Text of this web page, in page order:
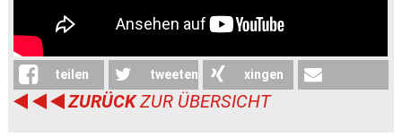
teilen tweeten xingen
ZURÜCKZUR ÜBERSICHT